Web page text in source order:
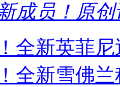
成员！原
全新英菲
全新雪佛